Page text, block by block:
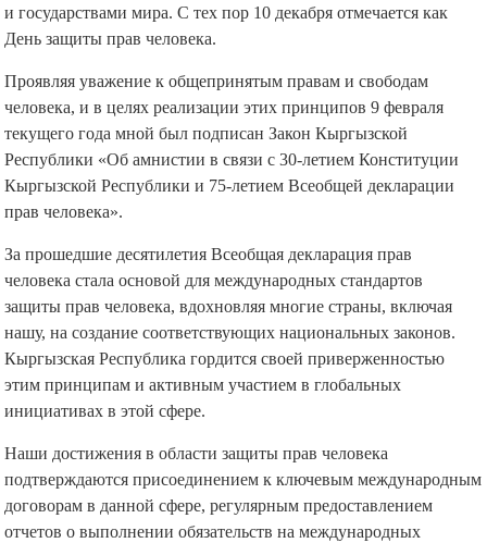
и государствами мира. С тех пор 10 декабря отмечается как
День защиты прав человека.
Проявляя уважение к общепринятым правам и свободам
человека, и в целях реализации этих принципов 9 февраля
текущего года мной был подписан Закон Кыргызской
Республики «Об амнистии в связи с 30-летием Конституции
Кыргызской Республики и 75-летием Всеобщей декларации
прав человека».
За прошедшие десятилетия Всеобщая декларация прав
человека стала основой для международных стандартов
защиты прав человека, вдохновляя многие страны, включая
нашу, на создание соответствующих национальных законов.
Кыргызская Республика гордится своей приверженностью
этим принципам и активным участием в глобальных
инициативах в этой сфере.
Наши достижения в области защиты прав человека
подтверждаются присоединением к ключевым международным
договорам в данной сфере, регулярным предоставлением
отчетов о выполнении обязательств на международных